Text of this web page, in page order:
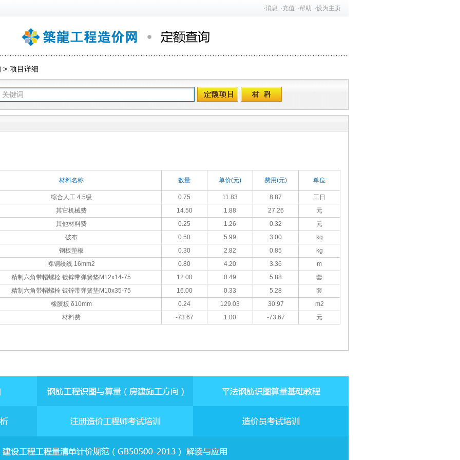
·消息 ·充值 ·帮助 ·设为主页
> 项目详细
材料名称 数量 单价(元) 费用(元) 单位
综合人工 4.5级 0.75 11.83 8.87
工日
其它机械费
14.50 1.88 27.26
元
其他材料费
0.25 1.26 0.32
元
破布
0.50 5.99 3.00
kg
钢板垫板
0.30 2.82 0.85
kg
裸铜绞线 16mm2
0.80 4.20 3.36
m
精制六角带帽螺栓 镀锌带弹簧垫M12x14-75
12.00 0.49 5.88
套
精制六角带帽螺栓 镀锌带弹簧垫M10x35-75
16.00 0.33 5.28
套
橡胶板 δ10mm
0.24 129.03 30.97
m2
材料费
-73.67 1.00 -73.67 元